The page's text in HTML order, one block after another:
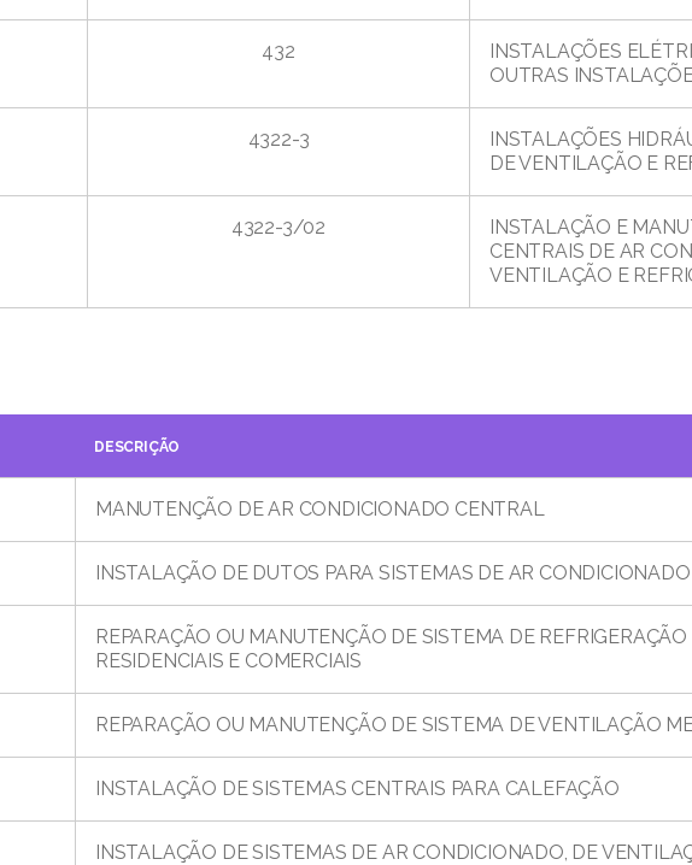
432
INSTALAÇÕES
OUTRAS
4322-3
INSTALAÇÕES
DE VENTILAÇÃO E
4322-3/02
INSTALAÇÃO E
CENTRAIS DE AR
VENTILAÇÃO E
DESCRIÇÃO
MANUTENÇÃO DE AR CONDICIONADO CENTRAL
INSTALAÇÃO DE DUTOS PARA SISTEMAS DE AR CONDICIONADO
REPARAÇÃO OU MANUTENÇÃO DE SISTEMA DE
RESIDENCIAIS E COMERCIAIS
REPARAÇÃO OU MANUTENÇÃO DE SISTEMA DE VENTILAÇÃO
INSTALAÇÃO DE SISTEMAS CENTRAIS PARA CALEFAÇÃO
INSTALAÇÃO DE SISTEMAS DE AR CONDICIONADO, DE